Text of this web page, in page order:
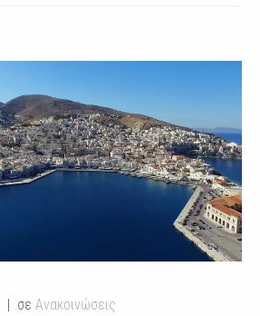
σε Ανακοινώσεις